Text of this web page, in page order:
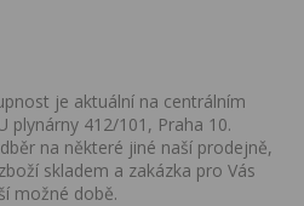
je aktuální na centrálním
plynárny 412/101, Praha 10.
na některé jiné naší prodejně,
skladem a zakázka pro Vás
možné době.